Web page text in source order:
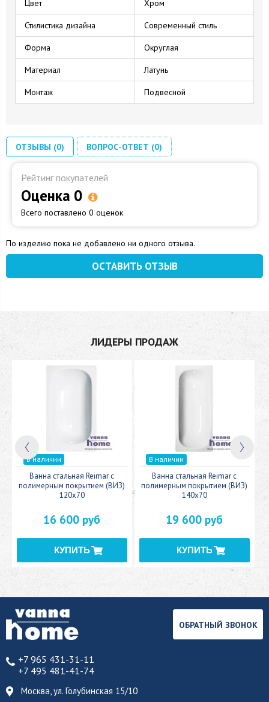
Цвет Хром
Стилистика дизайна Современный стиль
Форма Округлая
Материал Латунь
Монтаж Подвесной
ОТЗЫВЫ (0) ВОПРОС-ОТВЕТ (0)
Рейтинг покупателей
Оценка 0
Всего поставлено 0 оценок
По изделию пока не добавлено ни одного отзыва.
ОСТАВИТЬ ОТЗЫВ
ЛИДЕРЫ ПРОДАЖ
В наличии
Ванна стальная Reimar с
полимерным покрытием (ВИЗ)
120x70
16 600 руб
В наличии
Ванна стальная Reimar с
полимерным покрытием (ВИЗ)
140x70
19 600 руб
+7 965 431-31-11
+7 495 481-41-74
Москва, ул. Голубинская 15/10
ОБРАТНЫЙ ЗВОНОК